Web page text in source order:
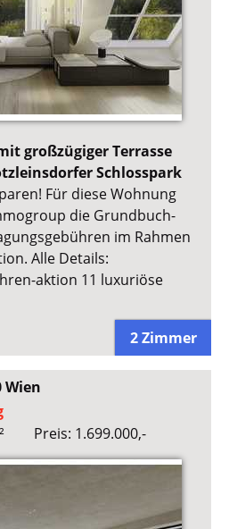
großzügiger Terrasse
Schlosspark
Für diese Wohnung
die Grundbuch-
im Rahmen
Alle Details:
aktion 11 luxuriöse
2 Zimmer
Wien
Preis: 1.699.000,-